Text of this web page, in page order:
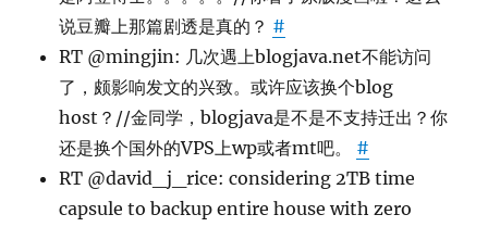
说豆瓣上那篇剧透是真的？ #
RT @mingjin: 几次遇上blogjava.net不能访问
了，颇影响发文的兴致。或许应该换个blog
host？//金同学，blogjava是不是不支持迁出？你
还是换个国外的VPS上wp或者mt吧。 #
RT @david_j_rice: considering 2TB time
capsule to backup entire house with zero